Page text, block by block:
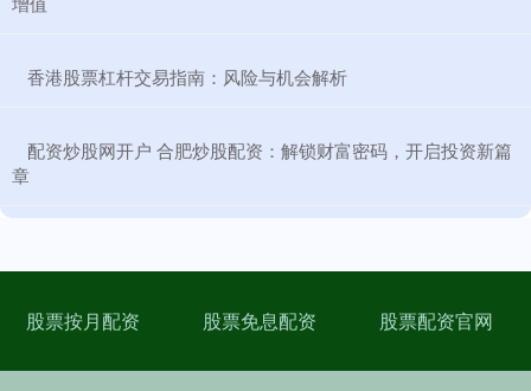
​香港股票杠杆交易指南：风险与机会解析
​配资炒股网开户 合肥炒股配资：解锁财富密码，开启投资新篇
章
股票按月配资 股票免息配资 股票配资官网